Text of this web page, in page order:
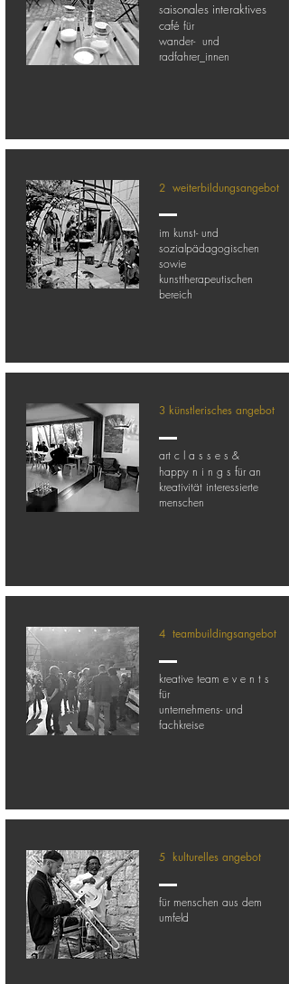
saisonales interaktives
café für
wander- und
radfahrer_innen
2 weiterbildungsangebot
im kunst- und
sozialpädagogischen
sowie
kunsttherapeutischen
bereich
3 künstlerisches angebot
art c l a s s e s &
happy n i n g s für an
kreativität interessierte
menschen
4 teambuildingsangebot
kreative team e v e n t s
für
unternehmens- und
fachkreise
5 kulturelles angebot
für menschen aus dem
umfeld